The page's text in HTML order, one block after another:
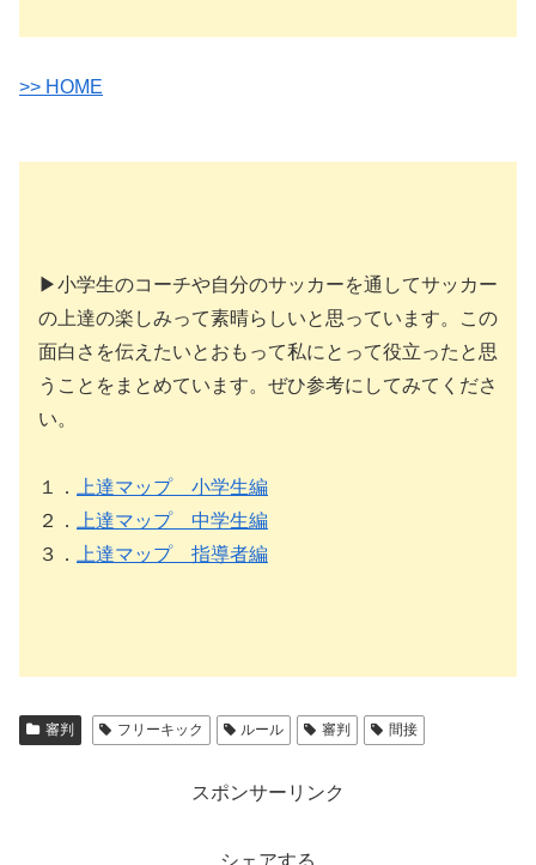
>> HOME
▶小学生のコーチや自分のサッカーを通してサッカー
の上達の楽しみって素晴らしいと思っています。この
面白さを伝えたいとおもって私にとって役立ったと思
うことをまとめています。ぜひ参考にしてみてくださ
い。
１．
上達マップ 小学生編
２．
上達マップ 中学生編
３．
上達マップ 指導者編
審判 フリーキック ルール 審判 間接
スポンサーリンク
シェアする